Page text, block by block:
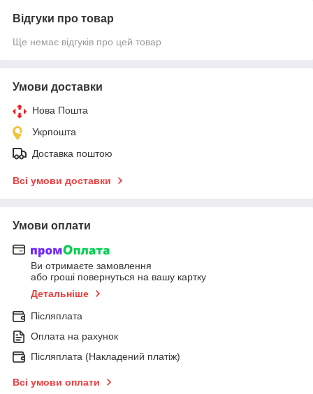
Відгуки про товар
Ще немає відгуків про цей товар
Умови доставки
Нова Пошта
Укрпошта
Доставка поштою
Всі умови доставки
Умови оплати
Ви отримаєте замовлення
або гроші повернуться на вашу картку
Детальніше
Післяплата
Оплата на рахунок
Післяплата (Накладений платіж)
Всі умови оплати